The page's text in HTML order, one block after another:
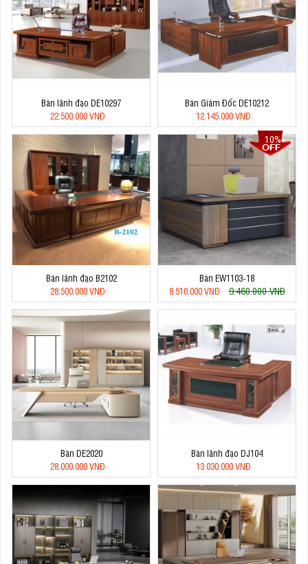
Bàn lãnh đạo DE10297
22.500.000 VNĐ
Bàn Giám Đốc DE10212
12.145.000 VNĐ
Bàn lãnh đạo B2102
28.500.000 VNĐ
10%
Bàn EW1103-18
8.510.000 VNĐ
9.460.000 VNĐ
Bàn DE2020
28.000.000 VNĐ
Bàn lãnh đạo DJ104
13.030.000 VNĐ